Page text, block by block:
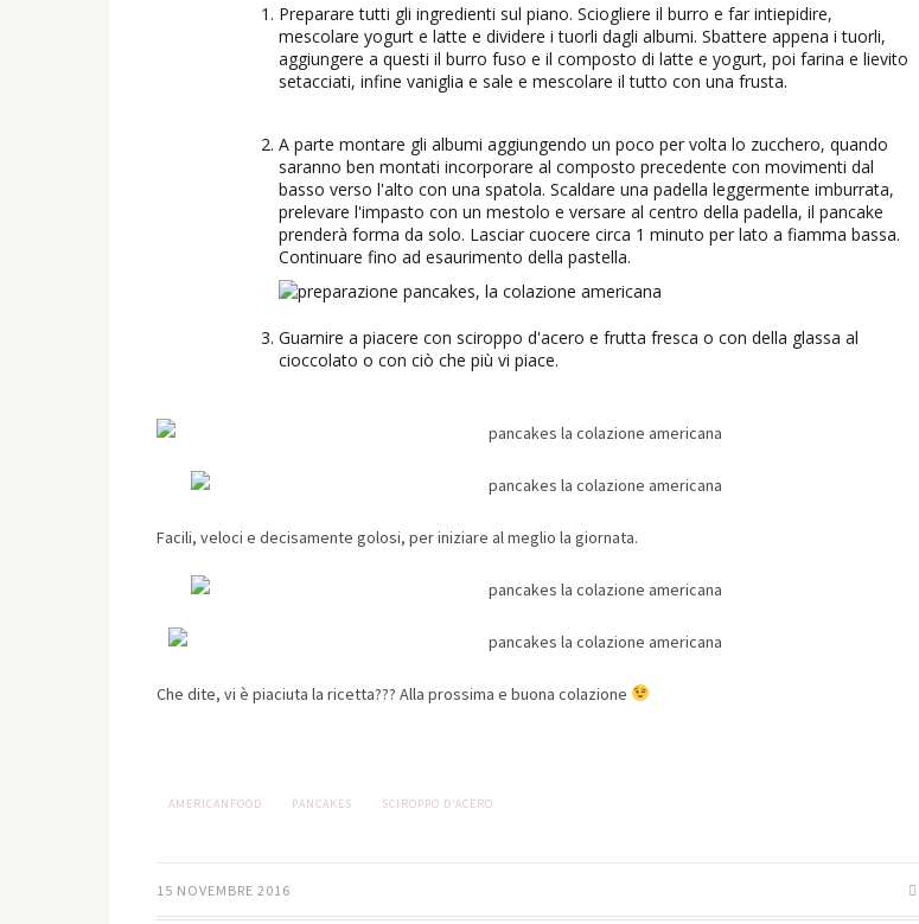
Preparare tutti gli ingredienti sul piano. Sciogliere il burro e far intiepidire,
mescolare yogurt e latte e dividere i tuorli dagli albumi. Sbattere appena i tuorli,
aggiungere a questi il burro fuso e il composto di latte e yogurt, poi farina e lievito
setacciati, infine vaniglia e sale e mescolare il tutto con una frusta.
A parte montare gli albumi aggiungendo un poco per volta lo zucchero, quando
saranno ben montati incorporare al composto precedente con movimenti dal
basso verso l'alto con una spatola. Scaldare una padella leggermente imburrata,
prelevare l'impasto con un mestolo e versare al centro della padella, il pancake
prenderà forma da solo. Lasciar cuocere circa 1 minuto per lato a fiamma bassa.
Continuare fino ad esaurimento della pastella.
Guarnire a piacere con sciroppo d'acero e frutta fresca o con della glassa al
cioccolato o con ciò che più vi piace.
Facili, veloci e decisamente golosi, per iniziare al meglio la giornata.
Che dite, vi è piaciuta la ricetta??? Alla prossima e buona colazione
AMERICANFOOD PANCAKES SCIROPPO D'ACERO
15 NOVEMBRE 2016